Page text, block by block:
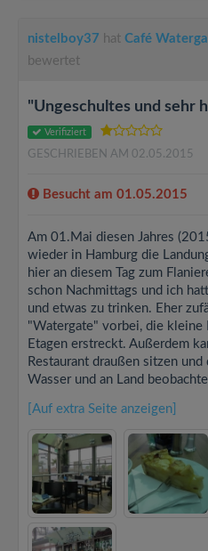
nistelboy37 hat Café
bewertet
"Ungeschultes und sehr
Verifiziert
GESCHRIEBEN AM 02.05.2015
Besucht am 01.05.2015
Am 01.Mai diesen Jahres
wieder in Hamburg die
hier an diesem Tag zum
schon Nachmittags und ich
und etwas zu trinken. Eher
"Watergate" vorbei, die kleine
Etagen erstreckt. Außerdem
Restaurant draußen sitzen
Wasser und an Land
[Auf extra Seite anzeigen]